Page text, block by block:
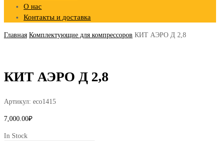
О нас
Контакты и доставка
Главная Комплектующие для компрессоров КИТ АЭРО Д 2,8
КИТ АЭРО Д 2,8
Артикул: eco1415
7,000.00₽
In Stock